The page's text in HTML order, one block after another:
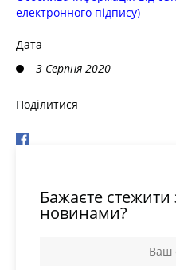
електронного підпису)
Дата
3 Серпня 2020
Поділитися
Бажаєте
новинами?